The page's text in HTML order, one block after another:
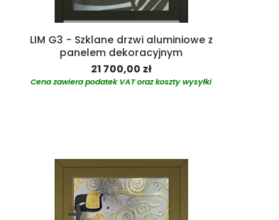
LIM G3 - Szklane drzwi aluminiowe z
panelem dekoracyjnym
21 700,00 zł
Cena zawiera podatek VAT oraz koszty wysyłki